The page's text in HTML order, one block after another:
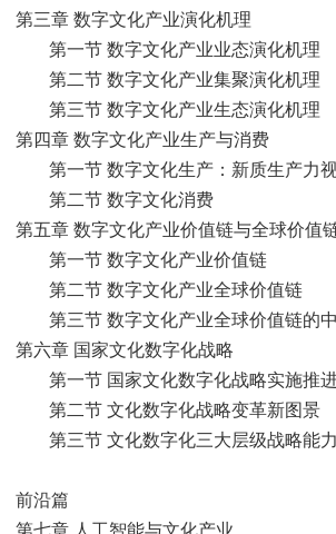
第三章 数字文化产业演化机理
第一节 数字文化产业业态演化机理
第二节 数字文化产业集聚演化机理
第三节 数字文化产业生态演化机理
第四章 数字文化产业生产与消费
第一节 数字文化生产：新质生产力
第二节 数字文化消费
第五章 数字文化产业价值链与全球价值
第一节 数字文化产业价值链
第二节 数字文化产业全球价值链
第三节 数字文化产业全球价值链的
第六章 国家文化数字化战略
第一节 国家文化数字化战略实施推
第二节 文化数字化战略变革新图景
第三节 文化数字化三大层级战略能
前沿篇
第七章 人工智能与文化产业